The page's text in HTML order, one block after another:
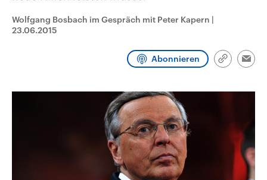
Wolfgang Bosbach im Gespräch mit Peter Kapern |
23.06.2015
Abonnieren
Link